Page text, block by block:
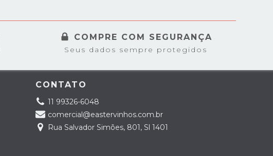
COMPRE COM SEGURANÇA
Seus dados sempre protegidos
CONTATO
11 99326-6048
comercial@eastervinhos.com.br
Rua Salvador Simões, 801, Sl 1401